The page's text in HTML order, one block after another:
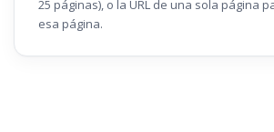
25 páginas), o la URL de una sola página
esa página.